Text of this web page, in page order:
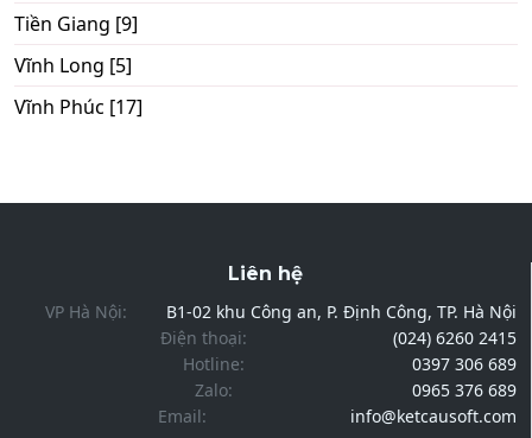
Tiền Giang [9]
Vĩnh Long [5]
Vĩnh Phúc [17]
Liên hệ
VP Hà Nội:
B1-02 khu Công an, P. Định Công, TP. Hà Nội
Điện thoại:
(024) 6260 2415
Hotline:
0397 306 689
Zalo:
0965 376 689
Email:
info@ketcausoft.com